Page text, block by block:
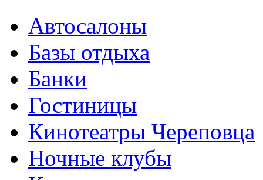
Автосалоны
Базы отдыха
Банки
Гостиницы
Кинотеатры Череповца
Ночные клубы